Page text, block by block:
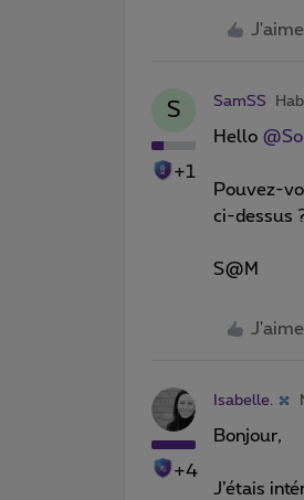
J'aime
S
+1
SamSS
Hello ​
Pouvez-
ci-dessus
S@M
J'aime
+4
Isabelle.
Bonjour,
J’étais